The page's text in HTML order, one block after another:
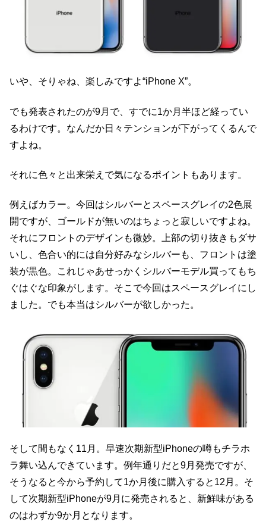
いや、そりゃね、楽しみですよ“iPhone X”。
でも発表されたのが9月で、すでに1か月半ほど経ってい
るわけです。なんだか日々テンションが下がってくるんで
すよね。
それに色々と出来栄えで気になるポイントもあります。
例えばカラー。今回はシルバーとスペースグレイの2色展
開ですが、ゴールドが無いのはちょっと寂しいですよね。
それにフロントのデザインも微妙。上部の切り抜きもダサ
いし、色合い的には自分好みなシルバーも、フロントは塗
装が黒色。これじゃあせっかくシルバーモデル買ってもち
ぐはぐな印象がします。そこで今回はスペースグレイにし
ました。でも本当はシルバーが欲しかった。
そして間もなく11月。早速次期新型iPhoneの噂もチラホ
ラ舞い込んできています。例年通りだと9月発売ですが、
そうなると今から予約して1か月後に購入すると12月。そ
して次期新型iPhoneが9月に発売されると、新鮮味がある
のはわずか9か月となります。